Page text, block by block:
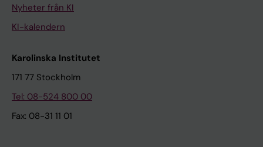
Nyheter från KI
KI-kalendern
Karolinska Institutet
171 77 Stockholm
Tel: 08-524 800 00
Fax: 08-31 11 01